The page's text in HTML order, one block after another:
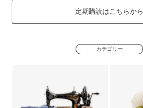
定期購読はこちらから
カテゴリー